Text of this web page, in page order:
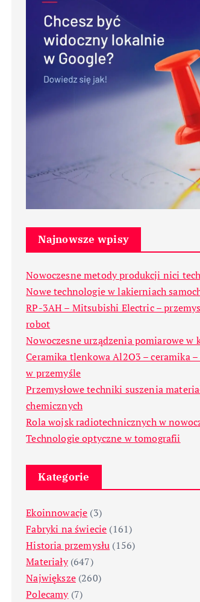
Najnowsze wpisy
Nowoczesne metody produkcji nici
Nowe technologie w lakierniach
RP-3AH – Mitsubishi Electric –
robot
Nowoczesne urządzenia pomiarowe w
Ceramika tlenkowa Al2O3 – ceramika
w przemyśle
Przemysłowe techniki suszenia
chemicznych
Rola wojsk radiotechnicznych w
Technologie optyczne w tomografii
Kategorie
Ekoinnowacje (3)
Fabryki na świecie (161)
Historia przemysłu (156)
Materiały(647)
Największe(260)
Polecamy(7)